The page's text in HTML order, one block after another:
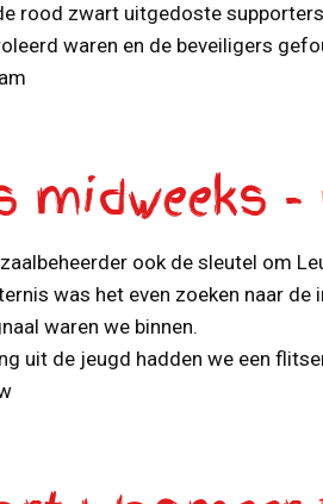
rood zwart uitgedoste
waren en de beveiligers
midweeks
ook de sleutel om
was het even zoeken naar de
waren we binnen.
uit de jeugd hadden we een